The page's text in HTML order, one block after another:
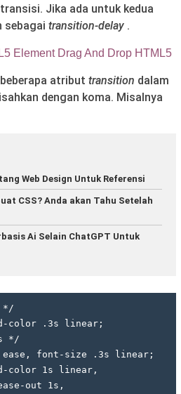
Jika ada untuk kedua
sebagai transition-delay .
Element Drag And Drop HTML5
atribut transition dalam
dengan koma. Misalnya
Web Design Untuk Referensi
CSS? Anda akan Tahu Setelah
Ai Selain ChatGPT Untuk
*/
color .3s linear;
*/
font-size .3s linear;
color 1s linear,